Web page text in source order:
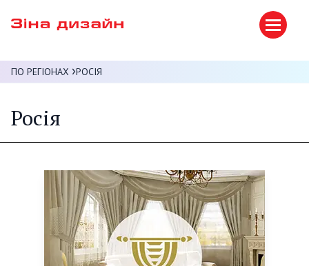
ПО РЕГІОНАХ РОСІЯ
Росія